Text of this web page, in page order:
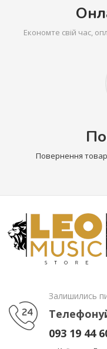
Економте свій час,
Повернення
Залишились
093 19 44